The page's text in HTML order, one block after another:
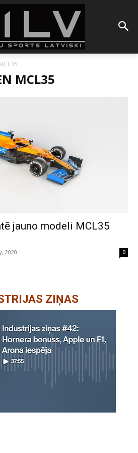
MCL35
jauno modeli MCL35
2020 0
ZIŅAS